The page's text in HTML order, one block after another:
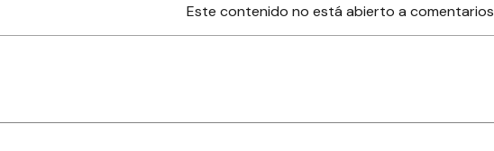
Este contenido no está abierto a comentarios